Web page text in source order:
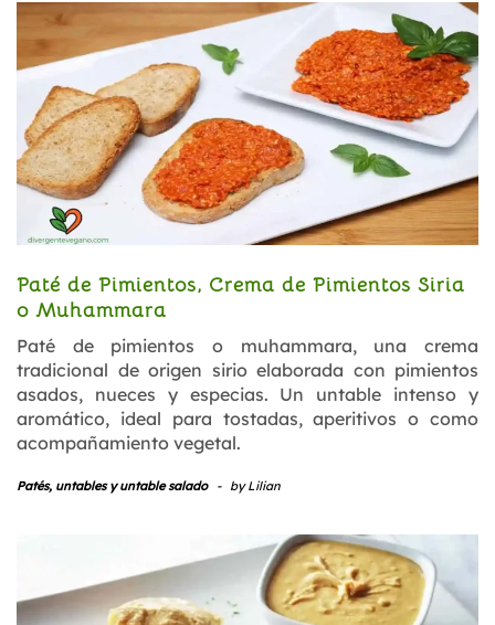
Paté de Pimientos, Crema de Pimientos Siria
o Muhammara
Paté de pimientos o muhammara, una crema
tradicional de origen sirio elaborada con pimientos
asados, nueces y especias. Un untable intenso y
aromático, ideal para tostadas, aperitivos o como
acompañamiento vegetal.
Patés, untables y untable salado - byLilian